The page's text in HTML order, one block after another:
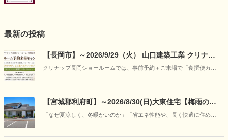
最新の投稿
【長岡市】～2026/9/29（火） 山口建築工業 クリナッ
プ長岡ショールーム予約来場キャンペーン
クリナップ長岡ショールームでは、事前予約＋ご来場で「食撰便カタ
【宮城郡利府町】～2026/8/30(日)大東住宅【梅雨の特
別企画】30年先も強さと快適さが続く理由を「見て、
「なぜ夏涼しく、冬暖かいのか」「省エネ性能や、長く快適に住める